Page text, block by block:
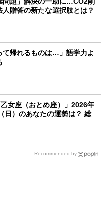
贈答の新たな選択肢とは？
て帰れるものは…」語学力よ
女座（おとめ座）」2026年
日）のあなたの運勢は？ 総
Recommended by